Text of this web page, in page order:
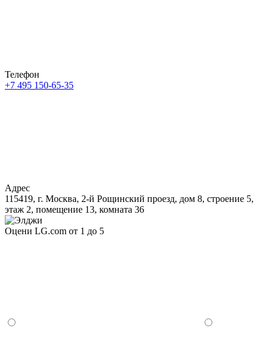
Телефон
+7 495 150-65-35
Адрес
115419, г. Москва, 2-й Рощинский проезд, дом 8, строение 5,
этаж 2, помещение 13, комната 36
Оцени LG.com от 1 до 5